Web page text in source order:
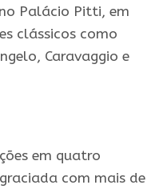
Palácio Pitti, em
clássicos como
Caravaggio e
em quatro
com mais de